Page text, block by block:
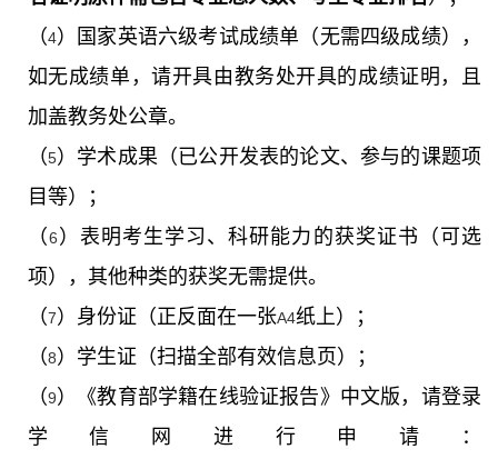
（4）国家英语六级考试成绩单（无需四级成绩），
如无成绩单，请开具由教务处开具的成绩证明，且
加盖教务处公章。
（5）学术成果 （已公开发表的论文、参与的课题项
目等）；
（6 ）表明考生学习、科研能力的获奖证书（可选
项），其他种类的获奖无需提供。
（7）身份证（正反面在一张A4纸上）；
（8）学生证（扫描全部有效信息页）；
（9）《教育部学籍在线验证报告》中文版，请登录
学信网进行申请：